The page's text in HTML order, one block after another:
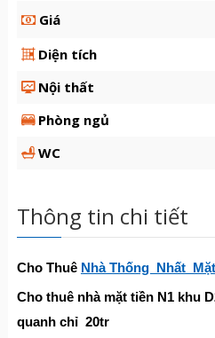
Giá
Diện tích
Nội thất
Phòng ngủ
WC
Thông tin chi tiết
Cho Thuê Nhà Thống Nhất
Cho thuê nhà mặt tiền N1 khu
quanh chỉ 20tr